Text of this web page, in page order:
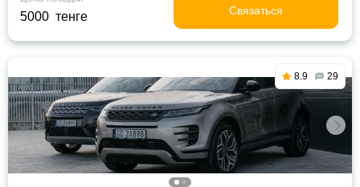
5000 тенге Связаться
8.9 29